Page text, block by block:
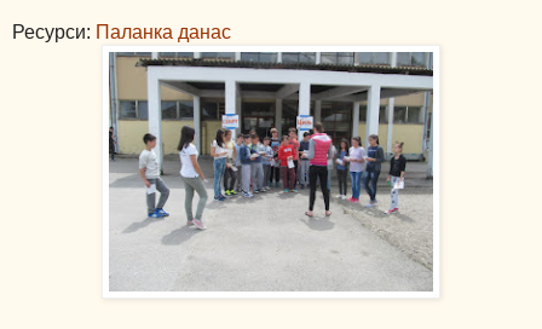
Ресурси: Паланка данас